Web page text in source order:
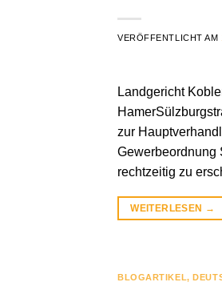
VERÖFFENTLICHT AM
Landgericht
zur
Gewerbeordnung
rechtzeitig zu
WEITERLESEN →
BLOGARTIKEL,